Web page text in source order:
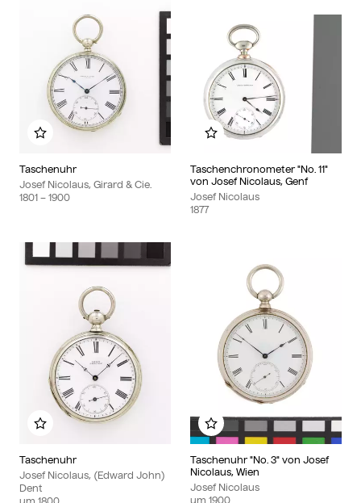
Taschenuhr
Josef Nicolaus, Girard & Cie.
1801 – 1900
Zu meinem Album hinzufügen
Taschenchronometer "No. 11"
von Josef Nicolaus, Genf
Josef Nicolaus
1877
Zu meinem Album
Taschenuhr
Josef Nicolaus, (Edward John)
Dent
Zu meinem Album hinzufügen
Taschenuhr "No. 3" von Josef
Nicolaus, Wien
Josef Nicolaus
um 1900
Zu meinem Album